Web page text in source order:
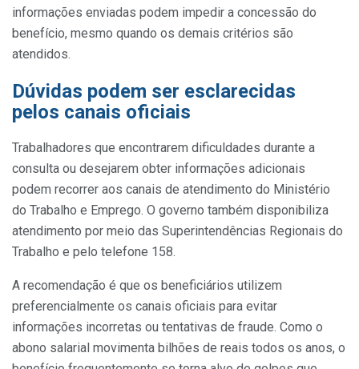
informações enviadas podem impedir a concessão do
benefício, mesmo quando os demais critérios são
atendidos.
Dúvidas podem ser esclarecidas
pelos canais oficiais
Trabalhadores que encontrarem dificuldades durante a
consulta ou desejarem obter informações adicionais
podem recorrer aos canais de atendimento do Ministério
do Trabalho e Emprego. O governo também disponibiliza
atendimento por meio das Superintendências Regionais do
Trabalho e pelo telefone 158.
A recomendação é que os beneficiários utilizem
preferencialmente os canais oficiais para evitar
informações incorretas ou tentativas de fraude. Como o
abono salarial movimenta bilhões de reais todos os anos, o